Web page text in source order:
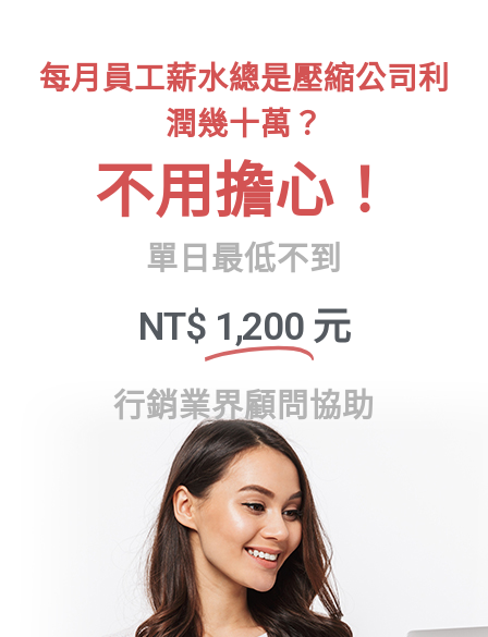
每月員工薪水總是壓縮公司利
潤幾十萬？
不用擔心！
單日最低不到
NT$ 1,200 元
行銷業界顧問協助